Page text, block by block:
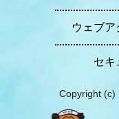
ウェブア
セキ
Copyright (c)